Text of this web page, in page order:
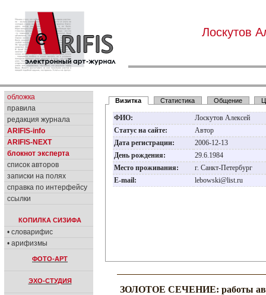
Лоскутов
обложка
правила
редакция журнала
ARIFIS-info
ARIFIS-NEXT
блокнот эксперта
список авторов
записки на полях
справка по интерфейсу
ссылки
КОПИЛКА СИЗИФА
• словарифис
• арифизмы
ФОТО-АРТ
ЭХО-СТУДИЯ
Визитка Статистика Общение
ФИО:
Лоскутов Алексей
Статус на сайте:
Автор
Дата регистрации:
2006-12-13
День рождения:
29.6.1984
Место проживания:
г. Санкт-Петербург
E-mail:
lebowski@list.ru
ЗОЛОТОЕ СЕЧЕНИЕ: работы